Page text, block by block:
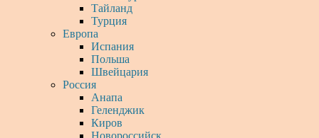
Тайланд
Турция
Европа
Испания
Польша
Швейцария
Россия
Анапа
Геленджик
Киров
Новороссийск